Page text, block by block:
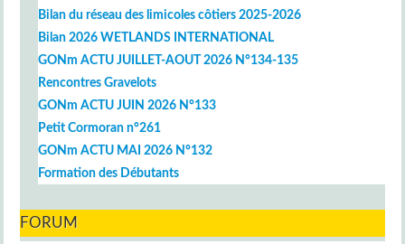
Bilan du réseau des limicoles côtiers 2025-2026
Bilan 2026 WETLANDS INTERNATIONAL
GONm ACTU JUILLET-AOUT 2026 N°134-135
Rencontres Gravelots
GONm ACTU JUIN 2026 N°133
Petit Cormoran n°261
GONm ACTU MAI 2026 N°132
Formation des Débutants
FORUM